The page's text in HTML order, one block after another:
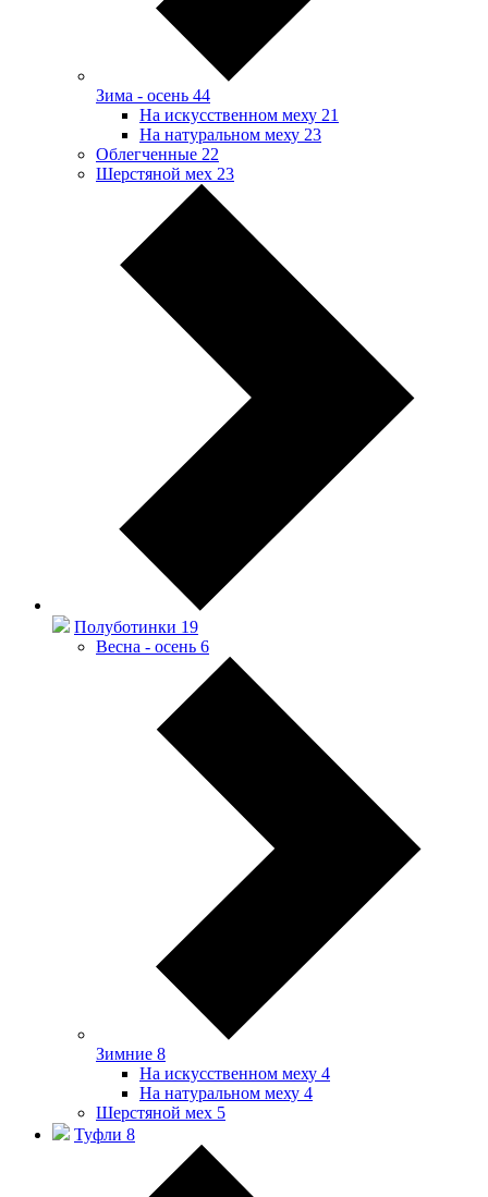
Зима - осень 44
На искусственном меху 21
На натуральном меху 23
Облегченные 22
Шерстяной мех 23
Полуботинки 19
Весна - осень 6
Зимние 8
На искусственном меху 4
На натуральном меху 4
Шерстяной мех 5
Туфли 8